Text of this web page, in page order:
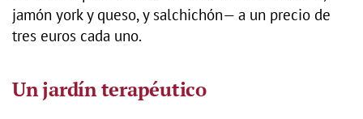
jamón york y queso, y salchichón— a un precio de
tres euros cada uno.
Un jardín terapéutico